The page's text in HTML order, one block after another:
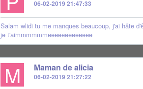
06-02-2019 21:47:33
Salam wlidi tu me manques beaucoup, j'ai hâte
je t'aimmmmmmeeeeeeeeeeeee
M Maman de alicia
06-02-2019 21:27:22